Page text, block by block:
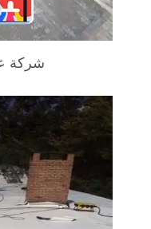
شركة